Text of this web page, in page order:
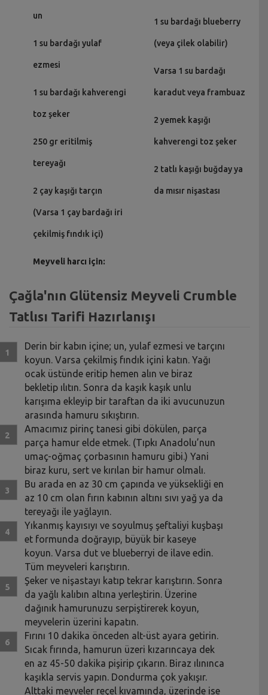
un
1 su bardağı yulaf
ezmesi
1 su bardağı kahverengi
toz şeker
250 gr eritilmiş
tereyağı
2 çay kaşığı tarçın
(Varsa 1 çay bardağı iri
çekilmiş fındık içi)
Meyveli harcı için:
1 su bardağı blueberry
(veya çilek olabilir)
Varsa 1 su bardağı
karadut veya frambuaz
2 yemek kaşığı
kahverengi toz şeker
2 tatlı kaşığı buğday ya
da mısır nişastası
Çağla'nın Glütensiz Meyveli Crumble
Tatlısı Tarifi Hazırlanışı
Derin bir kabın içine; un, yulaf ezmesi ve tarçını
koyun. Varsa çekilmiş fındık içini katın. Yağı
ocak üstünde eritip hemen alın ve biraz
bekletip ılıtın. Sonra da kaşık kaşık unlu
karışıma ekleyip bir taraftan da iki avucunuzun
arasında hamuru sıkıştırın.
Amacımız pirinç tanesi gibi dökülen, parça
parça hamur elde etmek. (Tıpkı Anadolu’nun
umaç-oğmaç çorbasının hamuru gibi.) Yani
biraz kuru, sert ve kırılan bir hamur olmalı.
Bu arada en az 30 cm çapında ve yüksekliği en
az 10 cm olan fırın kabının altını sıvı yağ ya da
tereyağı ile yağlayın.
Yıkanmış kayısıyı ve soyulmuş şeftaliyi kuşbaşı
et formunda doğrayıp, büyük bir kaseye
koyun. Varsa dut ve blueberryi de ilave edin.
Tüm meyveleri karıştırın.
Şeker ve nişastayı katıp tekrar karıştırın. Sonra
da yağlı kalıbın altına yerleştirin. Üzerine
dağınık hamurunuzu serpiştirerek koyun,
meyvelerin üzerini kapatın.
Fırını 10 dakika önceden alt-üst ayara getirin.
Sıcak fırında, hamurun üzeri kızarıncaya dek
en az 45-50 dakika pişirip çıkarın. Biraz ılınınca
kaşıkla servis yapın. Dondurma çok yakışır.
Alttaki meyveler reçel kıvamında, üzerinde ise